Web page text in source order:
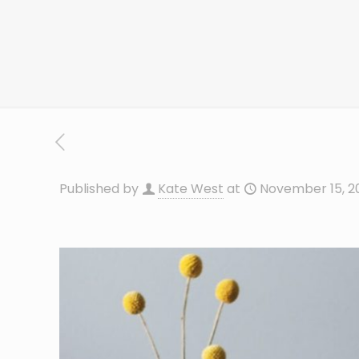
Published by Kate West at November 15,